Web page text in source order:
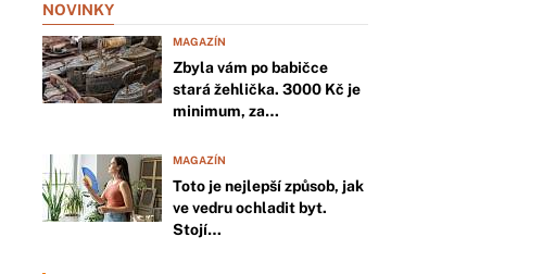
NOVINKY
MAGAZÍN
Zbyla vám po babičce
stará žehlička. 3000 Kč je
minimum, za…
MAGAZÍN
Toto je nejlepší způsob, jak
ve vedru ochladit byt.
Stojí…